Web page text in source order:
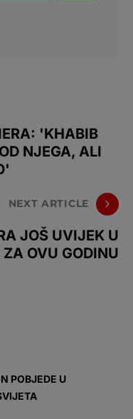
'KHABIB
NJEGA, ALI
NEXT ARTICLE
JOŠ UVIJEK U
ZA OVU GODINU
POBJEDE U